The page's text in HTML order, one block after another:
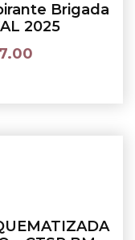
Brigada
2025